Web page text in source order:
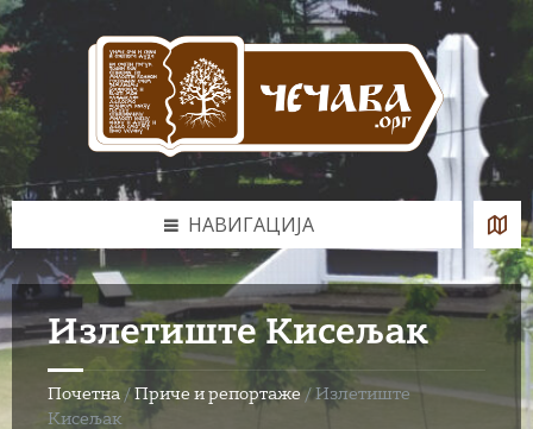
Skip
to
content
Skip
to
left
sidebar
Skip
to
footer
НАВИГАЦИЈА
Излетиште Кисељак
Почетна /Приче и репортаже/ Излетиште
Кисељак